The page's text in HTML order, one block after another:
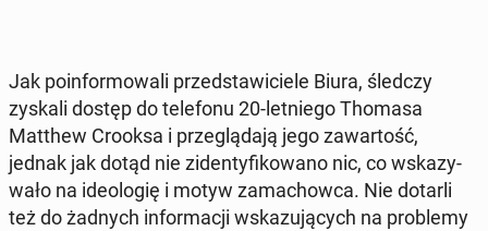
Jak po­in­for­mo­wa­li przed­sta­wi­cie­le Biura, śledczy
zyskali dostęp do te­le­fo­nu 20-let­nie­go Thomasa
Matthew Crooksa i prze­glą­da­ją jego za­war­tość,
jednak jak dotąd nie zi­den­ty­fi­ko­wa­no nic, co wska­zy­
wa­ło na ide­olo­gię i motyw za­ma­chow­ca. Nie dotarli
też do żadnych in­for­ma­cji wska­zu­ją­cych na pro­ble­my